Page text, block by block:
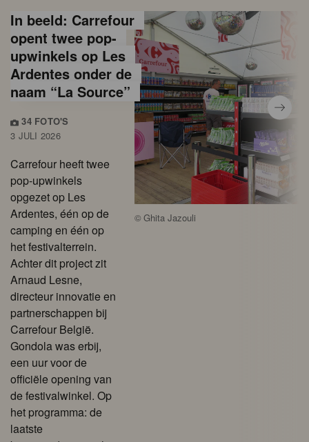
In beeld: Carrefour
opent twee pop-
upwinkels op Les
Ardentes onder de
naam “La Source”
34 FOTO'S
3 JULI 2026
Carrefour heeft twee
pop-upwinkels
opgezet op Les
Ardentes, één op de
camping en één op
het festivalterrein.
Achter dit project zit
Arnaud Lesne,
directeur innovatie en
partnerschappen bij
Carrefour België.
Gondola was erbij,
een uur voor de
officiële opening van
de festivalwinkel. Op
het programma: de
laatste
©Ghita Jazouli